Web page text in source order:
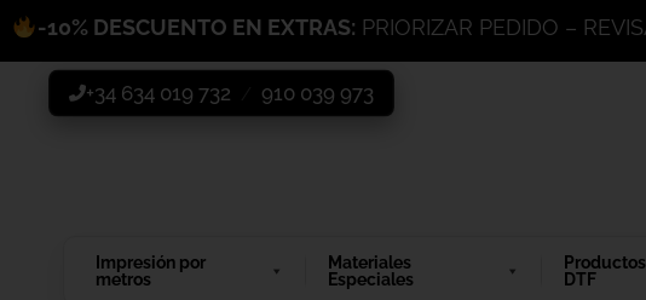
-10% DESCUENTO EN EXTRAS: PRIORIZAR PEDIDO –
+34 634 019 732 910 039 973
Impresión por
metros
Materiales
Especiales
Productos
DTF